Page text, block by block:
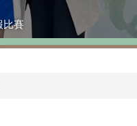
比賽
獎初選-國中組」第一名